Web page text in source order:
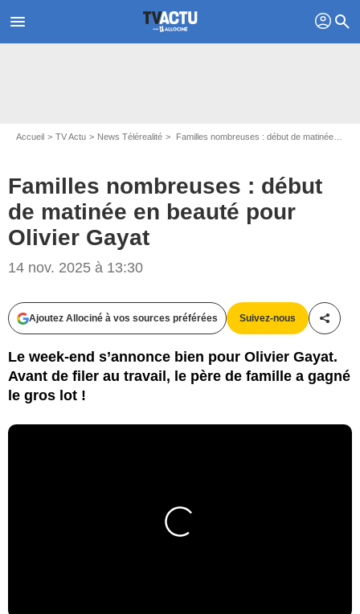
menu profil search
Accueil TV Actu News Télérealité Familles nombreuses : début de matinée en beauté pour Olivier Gayat
Familles nombreuses : début
de matinée en beauté pour
Olivier Gayat
14 nov. 2025 à 13:30
Ajoutez Allociné à vos sources préférées Suivez-nous
Le week-end s’annonce bien pour Olivier Gayat.
Avant de filer au travail, le père de famille a gagné
le gros lot !